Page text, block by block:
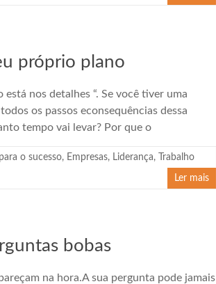
próprio plano
nos detalhes “. Se você tiver uma
os passos econsequências dessa
tempo vai levar? Por que o
o sucesso, Empresas, Liderança, Trabalho
Ler mais
bobas
na hora.A sua pergunta pode jamais